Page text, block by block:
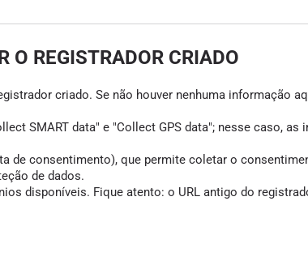
O REGISTRADOR CRIADO
criado. Se não houver nenhuma informação
SMART data" e "Collect GPS data"; nesse caso,
de consentimento), que permite coletar o
de dados.
disponíveis. Fique atento: o URL antigo do